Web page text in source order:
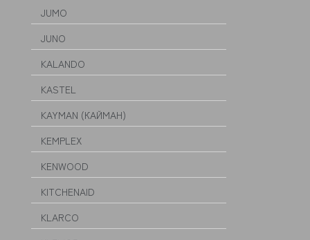
JUMO
JUNO
KALANDO
KASTEL
KAYMAN (КАЙМАН)
KEMPLEX
KENWOOD
KITCHENAID
KLARCO